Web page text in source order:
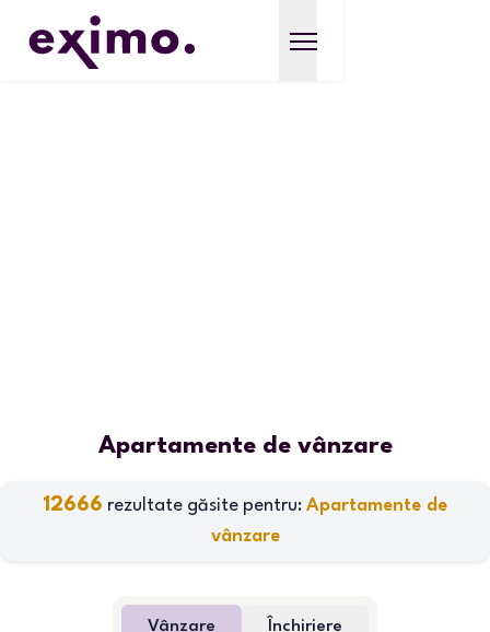
Apartamente de vânzare
12666 rezultate găsite pentru: Apartamente de
vânzare
Vânzare Închiriere